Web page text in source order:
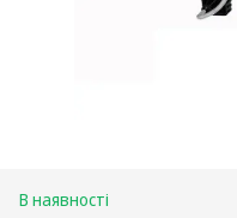
В наявності